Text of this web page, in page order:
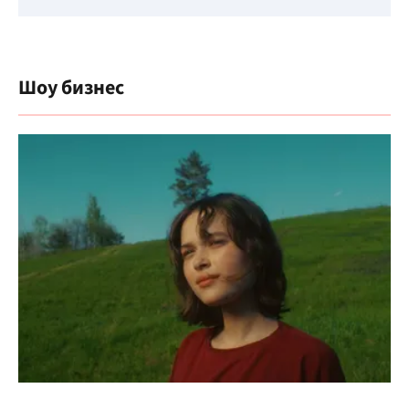
Шоу бизнес